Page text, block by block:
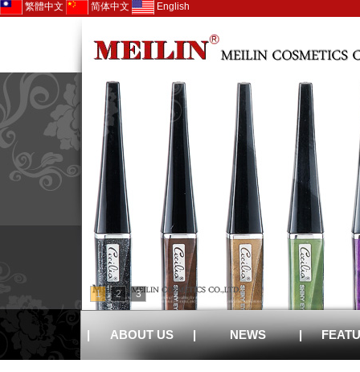
繁體中文 简体中文 English
1 2 3
| ABOUT US | NEWS |